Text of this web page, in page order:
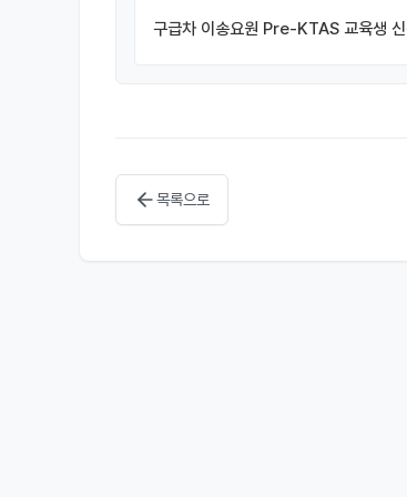
구급차 이송요원 Pre-KTAS 교육생
목록으로